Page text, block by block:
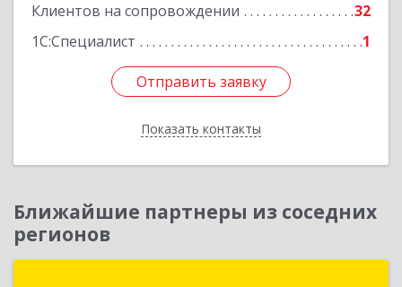
Клиентов на сопровождении
32
1С:Специалист
1
Отправить заявку
Показать контакты
Подробнее
Отправить заявку
Назад
Ближайшие партнеры из соседних
регионов